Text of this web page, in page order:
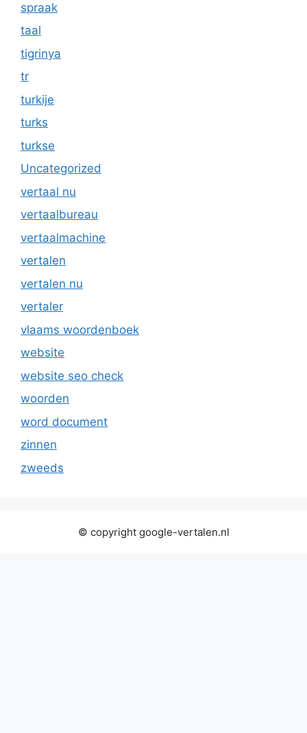
spraak
taal
tigrinya
tr
turkije
turks
turkse
Uncategorized
vertaal nu
vertaalbureau
vertaalmachine
vertalen
vertalen nu
vertaler
vlaams woordenboek
website
website seo check
woorden
word document
zinnen
zweeds
© copyright google-vertalen.nl